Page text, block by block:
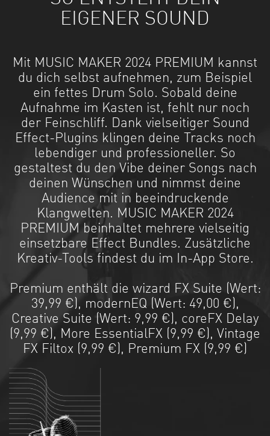
EIGENER SOUND
Mit MUSIC MAKER 2024 PREMIUM kannst
du dich selbst aufnehmen, zum Beispiel
ein fettes Drum Solo. Sobald deine
Aufnahme im Kasten ist, fehlt nur noch
der Feinschliff. Dank vielseitiger Sound
Effect-Plugins klingen deine Tracks noch
lebendiger und professioneller. So
gestaltest du den Vibe deiner Songs nach
deinen Wünschen und nimmst deine
Audience mit in beeindruckende
Klangwelten. MUSIC MAKER 2024
PREMIUM beinhaltet mehrere vielseitig
einsetzbare Effect Bundles. Zusätzliche
Kreativ-Tools findest du im In-App Store.
Premium enthält die wizard FX Suite (Wert:
39,99 €), modernEQ (Wert: 49,00 €),
Creative Suite (Wert: 9,99 €), coreFX Delay
(9,99 €), More EssentialFX (9,99 €), Vintage
FX Filtox (9,99 €), Premium FX (9,99 €)